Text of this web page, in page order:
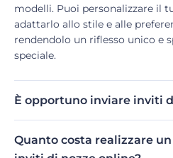
modelli. Puoi personalizzare il
adattarlo allo stile e alle
rendendolo un riflesso unico e
speciale.
È opportuno inviare inviti
Sì, i siti web per inviti di nozze
più popolari e sono considerati
informali o ecologici. Sono
Quanto costa realizzare